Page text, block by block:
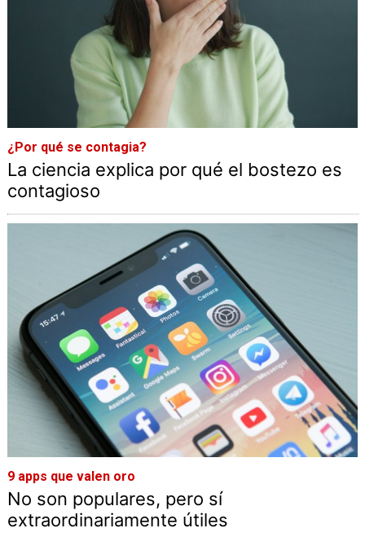
¿Por qué se contagia?
La ciencia explica por qué el bostezo es
contagioso
9 apps que valen oro
No son populares, pero sí
extraordinariamente útiles